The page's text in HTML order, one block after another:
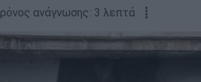
ανάγνωσης: 3 λεπτά ┋